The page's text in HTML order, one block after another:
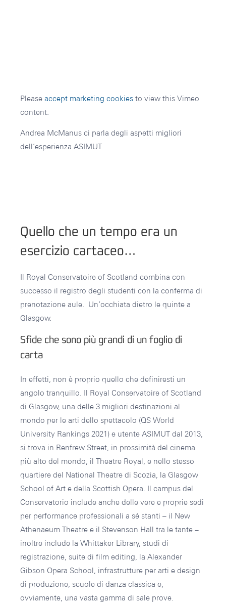
Please accept marketing cookies to view this Vimeo
content.
Andrea McManus ci parla degli aspetti migliori
dell’esperienza ASIMUT
Quello che un tempo era un
esercizio cartaceo…
Il Royal Conservatoire of Scotland combina con
successo il registro degli studenti con la conferma di
prenotazione aule. Un’occhiata dietro le quinte a
Glasgow.
Sfide che sono più grandi di un foglio di
carta
In effetti, non è proprio quello che definiresti un
angolo tranquillo. Il Royal Conservatoire of Scotland
di Glasgow, una delle 3 migliori destinazioni al
mondo per le arti dello spettacolo (QS World
University Rankings 2021) e utente ASIMUT dal 2013,
si trova in Renfrew Street, in prossimità del cinema
più alto del mondo, il Theatre Royal, e nello stesso
quartiere del National Theatre di Scozia, la Glasgow
School of Art e della Scottish Opera. Il campus del
Conservatorio include anche delle vere e proprie sedi
per performance professionali a sé stanti – il New
Athenaeum Theatre e il Stevenson Hall tra le tante –
inoltre include la Whittaker Library, studi di
registrazione, suite di film editing, la Alexander
Gibson Opera School, infrastrutture per arti e design
di produzione, scuole di danza classica e,
ovviamente, una vasta gamma di sale prove.